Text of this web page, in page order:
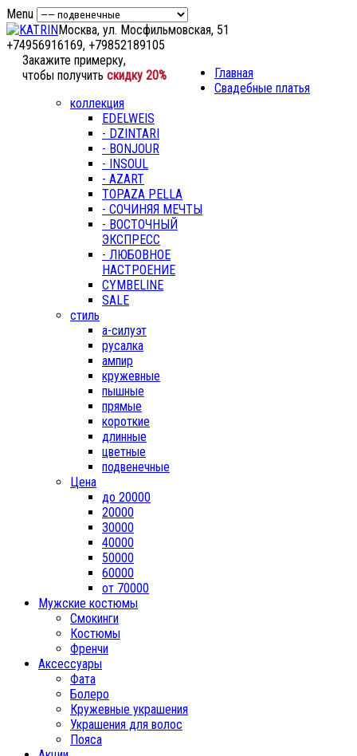
Menu
Москва, ул. Мосфильмовская, 51
+74956916169, +79852189105
Закажите примерку,
чтобы получить скидку 20%
Главная
Свадебные платья
коллекция
EDELWEIS
- DZINTARI
- BONJOUR
- INSOUL
- AZART
TOPAZA PELLA
- СОЧИНЯЯ МЕЧТЫ
- ВОСТОЧНЫЙ
ЭКСПРЕСС
- ЛЮБОВНОЕ
НАСТРОЕНИЕ
CYMBELINE
SALE
стиль
а-силуэт
русалка
ампир
кружевные
пышные
прямые
короткие
длинные
цветные
подвенечные
Цена
до 20000
20000
30000
40000
50000
60000
от 70000
Мужские костюмы
Смокинги
Костюмы
Френчи
Аксессуары
Фата
Болеро
Кружевные украшения
Украшения для волос
Пояса